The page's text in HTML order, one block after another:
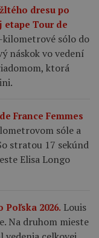
dresu po
etape Tour de
sólo do
náskok vo vedení
ktorá
France Femmes
sóle a
stratou 17 sekúnd
Elisa Longo
Poľska 2026. Louis
Na druhom mieste